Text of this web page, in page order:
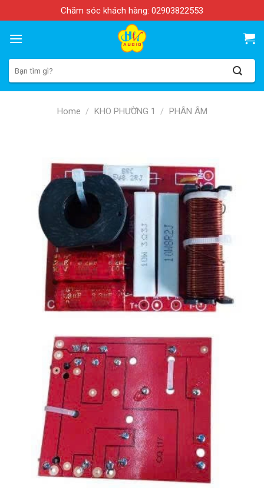
to
content
Chăm sóc khách hàng: 02903822553
for:
Home / KHO PHƯỜNG 1 / PHÂN ÂM